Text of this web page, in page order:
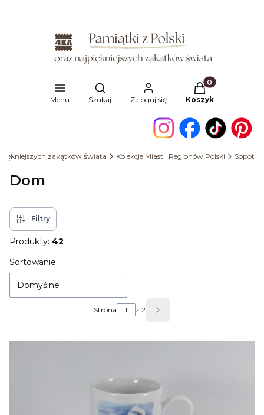
Menu
Otwórz wyszukiwarkę
Szukaj Zaloguj się
Produkty w
Koszyk
zakątków świata Kolekcje Miast i Regionów Polski Sopot
Dom
Filtry
Produkty: 42
Lista produktów
Sortowanie:
Domyślne
Strona z 2 Następne produkty